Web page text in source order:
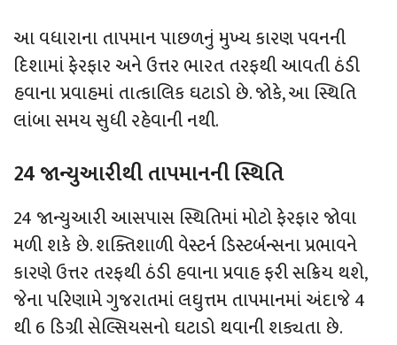
આ વધારાના તાપમાન પાછળનું મુખ્ય કારણ પવનની
દિશામાં ફેરફાર અને ઉત્તર ભારત તરફથી આવતી ઠંડી
હવાના પ્રવાહમાં તાત્કાલિક ઘટાડો છે. જોકે, આ સ્થિતિ
લાંબા સમય સુધી રહેવાની નથી.
24 જાન્યુઆરીથી તાપમાનની સ્થિતિ
24 જાન્યુઆરી આસપાસ સ્થિતિમાં મોટો ફેરફાર જોવા
મળી શકે છે. શક્તિશાળી વેસ્ટર્ન ડિસ્ટર્બન્સના પ્રભાવને
કારણે ઉત્તર તરફથી ઠંડી હવાના પ્રવાહ ફરી સક્રિય થશે,
જેના પરિણામે ગુજરાતમાં લઘુત્તમ તાપમાનમાં અંદાજે 4
થી 6 ડિગ્રી સેલ્સિયસનો ઘટાડો થવાની શક્યતા છે.